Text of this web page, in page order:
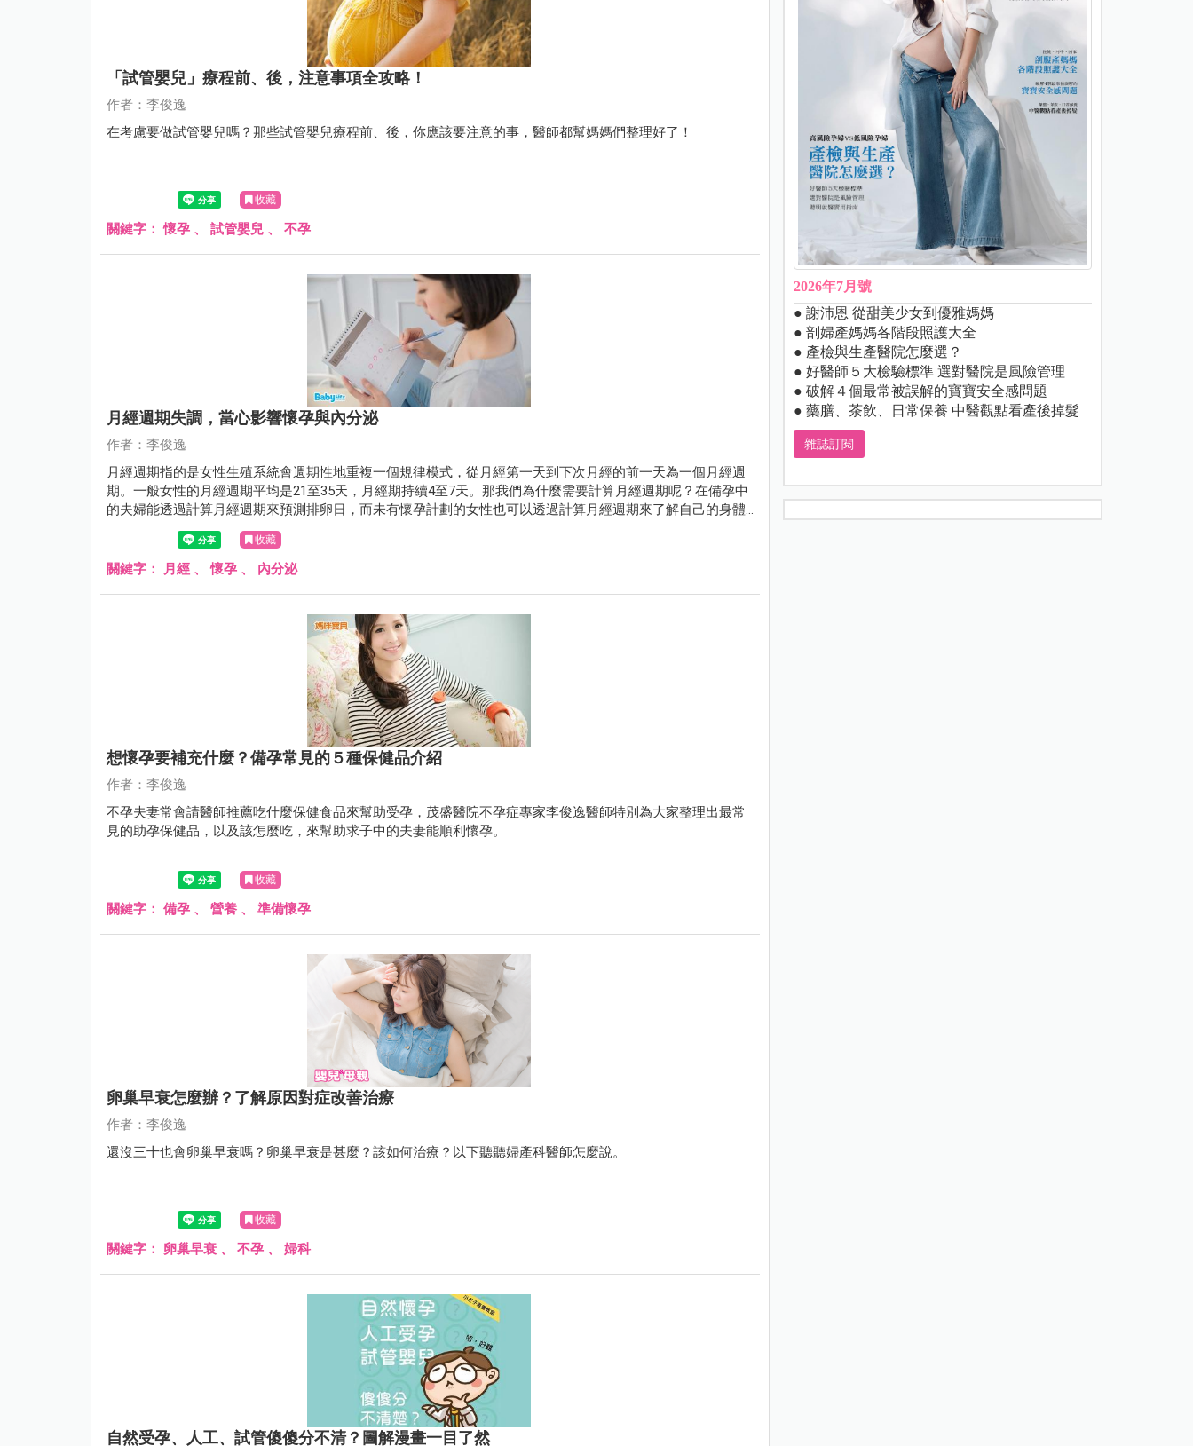
「試管嬰兒」療程前、後，注意事項全攻略！
作者：李俊逸
在考慮要做試管嬰兒嗎？那些試管嬰兒療程前、後，你應該要注意的事，醫師都幫媽媽們整理好了！
收藏
關鍵字：懷孕 、 試管嬰兒 、 不孕
月經週期失調，當心影響懷孕與內分泌
作者：李俊逸
月經週期指的是女性生殖系統會週期性地重複一個規律模式，從月經第一天到下次月經的前一天為一個月經週
期。一般女性的月經週期平均是21至35天，月經期持續4至7天。那我們為什麼需要計算月經週期呢？在備孕中
的夫婦能透過計算月經週期來預測排卵日，而未有懷孕計劃的女性也可以透過計算月經週期來了解自己的身體
收藏
關鍵字： 月經 、懷孕 、 內分泌
想懷孕要補充什麼？備孕常見的５種保健品介紹
作者：李俊逸
不孕夫妻常會請醫師推薦吃什麼保健食品來幫助受孕，茂盛醫院不孕症專家李俊逸醫師特別為大家整理出最常
見的助孕保健品，以及該怎麼吃，來幫助求子中的夫妻能順利懷孕。
收藏
關鍵字： 備孕 、 營養 、 準備懷孕
卵巢早衰怎麼辦？了解原因對症改善治療
作者：李俊逸
還沒三十也會卵巢早衰嗎？卵巢早衰是甚麼？該如何治療？以下聽聽婦產科醫師怎麼說。
收藏
關鍵字： 卵巢早衰 、 不孕 、 婦科
自然受孕、人工、試管傻傻分不清？圖解漫畫一目了然
2026年7月號
● 謝沛恩 從甜美少女到優雅媽媽
● 剖婦產媽媽各階段照護大全
● 產檢與生產醫院怎麼選？
● 好醫師５大檢驗標準 選對醫院是風險管理
● 破解４個最常被誤解的寶寶安全感問題
● 藥膳、茶飲、日常保養 中醫觀點看產後掉髮
雜誌訂閱